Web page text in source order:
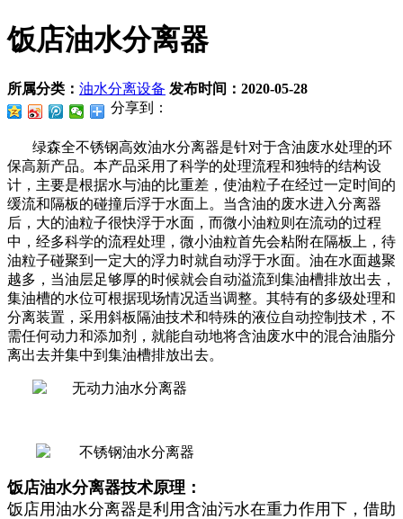
饭店油水分离器
所属分类： 油水分离设备 发布时间： 2020-05-28
分享到：
绿森全不锈钢高效油水分离器是针对于含油废水处理的环
保高新产品。本产品采用了科学的处理流程和独特的结构设
计，主要是根据水与油的比重差，使油粒子在经过一定时间的
缓流和隔板的碰撞后浮于水面上。当含油的废水进入分离器
后，大的油粒子很快浮于水面，而微小油粒则在流动的过程
中，经多科学的流程处理，微小油粒首先会粘附在隔板上，待
油粒子碰聚到一定大的浮力时就自动浮于水面。油在水面越聚
越多，当油层足够厚的时候就会自动溢流到集油槽排放出去，
集油槽的水位可根据现场情况适当调整。其特有的多级处理和
分离装置，采用斜板隔油技术和特殊的液位自动控制技术，不
需任何动力和添加剂，就能自动地将含油废水中的混合油脂分
离出去并集中到集油槽排放出去。
饭店油水分离器技术原理：
饭店用油水分离器是利用含油污水在重力作用下，借助